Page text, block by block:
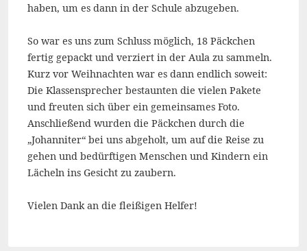
haben, um es dann in der Schule abzugeben.
So war es uns zum Schluss möglich, 18 Päckchen
fertig gepackt und verziert in der Aula zu sammeln.
Kurz vor Weihnachten war es dann endlich soweit:
Die Klassensprecher bestaunten die vielen Pakete
und freuten sich über ein gemeinsames Foto.
Anschließend wurden die Päckchen durch die
„Johanniter“ bei uns abgeholt, um auf die Reise zu
gehen und bedürftigen Menschen und Kindern ein
Lächeln ins Gesicht zu zaubern.
Vielen Dank an die fleißigen Helfer!